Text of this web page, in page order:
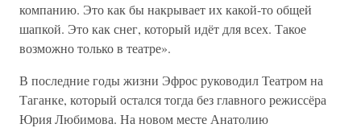
компанию. Это как бы накрывает их какой-то общей
шапкой. Это как снег, который идёт для всех. Такое
возможно только в театре».
В последние годы жизни Эфрос руководил Театром на
Таганке, который остался тогда без главного режиссёра
Юрия Любимова. На новом месте Анатолию